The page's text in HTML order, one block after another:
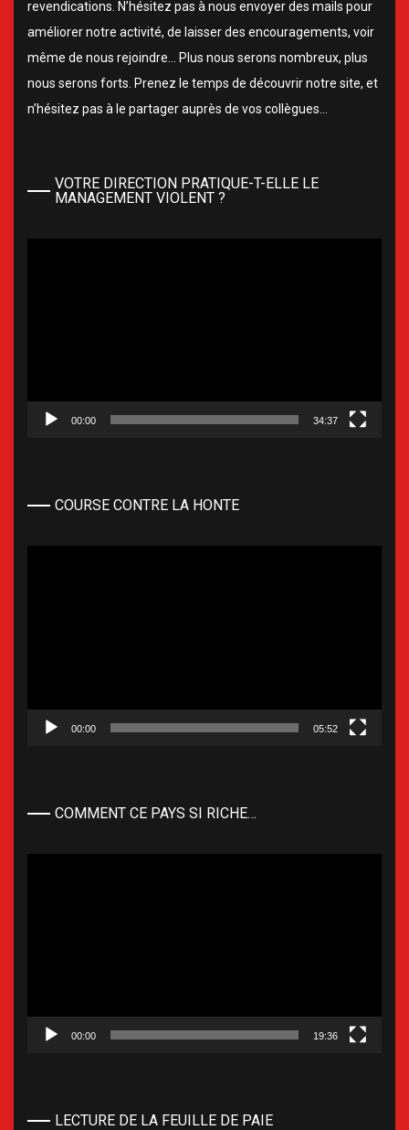
revendications. N’hésitez pas à nous envoyer des mails pour
améliorer notre activité, de laisser des encouragements, voir
même de nous rejoindre… Plus nous serons nombreux, plus
nous serons forts. Prenez le temps de découvrir notre site, et
n’hésitez pas à le partager auprès de vos collègues…
VOTRE DIRECTION PRATIQUE-T-ELLE LE
MANAGEMENT VIOLENT ?
00:00 34:37
COURSE CONTRE LA HONTE
00:00 05:52
COMMENT CE PAYS SI RICHE…
00:00 19:36
LECTURE DE LA FEUILLE DE PAIE